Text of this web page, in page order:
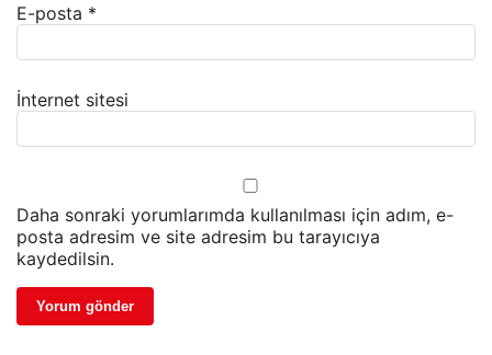
E-posta *
İnternet sitesi
Daha sonraki yorumlarımda kullanılması için adım, e-
posta adresim ve site adresim bu tarayıcıya
kaydedilsin.